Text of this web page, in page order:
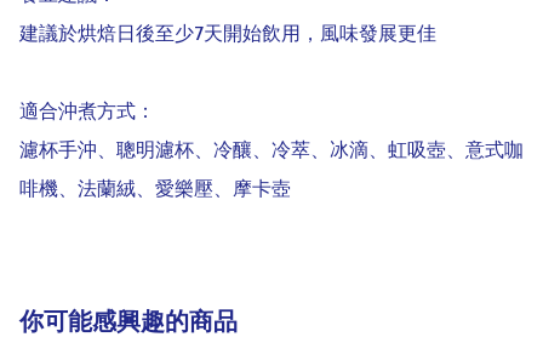
建議於烘焙日後至少7天開始飲用，風味發展更佳
適合沖煮方式：
濾杯手沖、聰明濾杯、冷釀、冷萃、冰滴、虹吸壺、意式咖
啡機、法蘭絨、愛樂壓、摩卡壺
你可能感興趣的商品